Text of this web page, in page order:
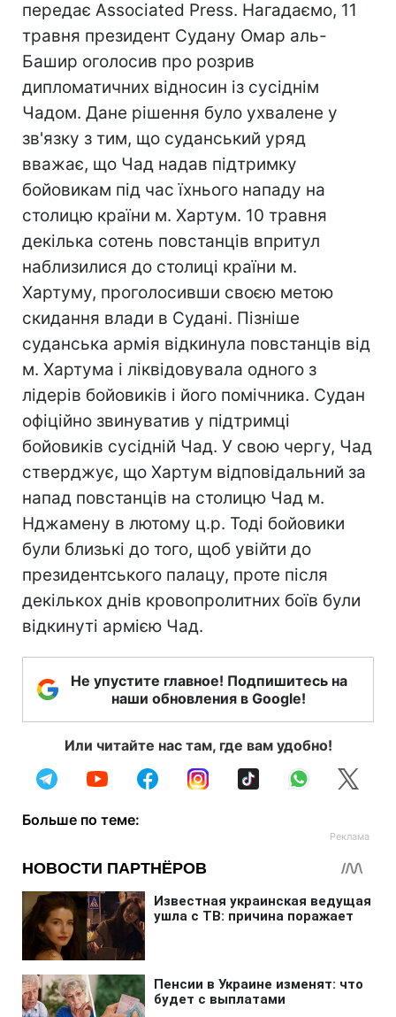
передає Associated Press. Нагадаємо, 11
травня президент Судану Омар аль-
Башир оголосив про розрив
дипломатичних відносин із сусіднім
Чадом. Дане рішення було ухвалене у
зв'язку з тим, що суданський уряд
вважає, що Чад надав підтримку
бойовикам під час їхнього нападу на
столицю країни м. Хартум. 10 травня
декілька сотень повстанців впритул
наблизилися до столиці країни м.
Хартуму, проголосивши своєю метою
скидання влади в Судані. Пізніше
суданська армія відкинула повстанців від
м. Хартума і ліквідовувала одного з
лідерів бойовиків і його помічника. Судан
офіційно звинуватив у підтримці
бойовиків сусідній Чад. У свою чергу, Чад
стверджує, що Хартум відповідальний за
напад повстанців на столицю Чад м.
Нджамену в лютому ц.р. Тоді бойовики
були близькі до того, щоб увійти до
президентського палацу, проте після
декількох днів кровопролитних боїв були
відкинуті армією Чад.
Не упустите главное! Подпишитесь на
наши обновления в Google!
Или читайте нас там, где вам удобно!
Больше по теме: